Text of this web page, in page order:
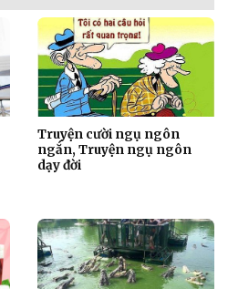
Truyện cười ngụ ngôn
ngắn, Truyện ngụ ngôn
dạy đời